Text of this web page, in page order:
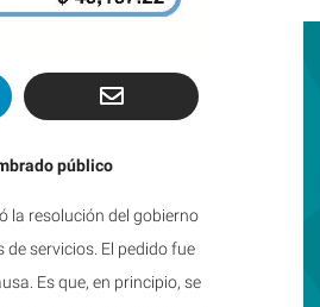
público
la resolución del gobierno
servicios. El pedido fue
Es que, en principio, se